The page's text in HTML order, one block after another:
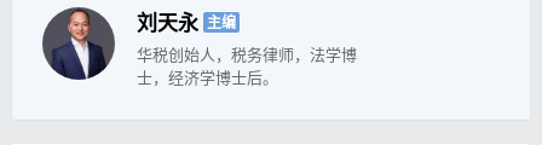
刘天永 主编
华税创始人，税务律师，法学博
士，经济学博士后。